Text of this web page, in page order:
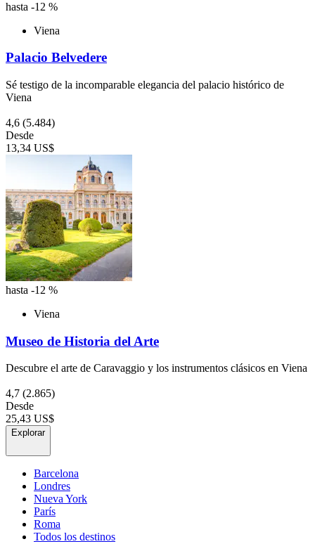
hasta -12 %
Viena
Palacio Belvedere
Sé testigo de la incomparable elegancia del palacio histórico de
Viena
4,6 (5.484)
Desde
13,34 US$
hasta -12 %
Viena
Museo de Historia del Arte
Descubre el arte de Caravaggio y los instrumentos clásicos en Viena
4,7 (2.865)
Desde
25,43 US$
Explorar
Barcelona
Londres
Nueva York
París
Roma
Todos los destinos